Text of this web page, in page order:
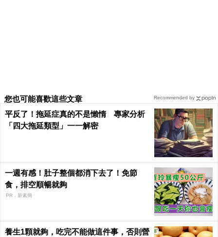
您也可能喜歡這些文章
平反了！拖延症真的不是懶惰 專家分析
「四大拖延類型」一一解密
一週有感！肚子整個都消下去了！免節
食，排空順暢就夠
PR．新素簡
養生1顆就夠，吃完不能做這件事，否則營
Recommended by